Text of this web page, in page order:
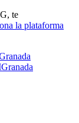
te
la plataforma